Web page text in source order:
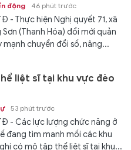
động 46 phút trước
- Thực hiện Nghị quyết 71, xã
Sơn (Thanh Hóa) đổi mới quản
mạnh chuyển đổi số, nâng...
liệt sĩ tại khu vực đèo
53 phút trước
- Các lực lượng chức năng ở
đang tìm manh mối các khu
có mộ tập thể liệt sĩ tại khu...